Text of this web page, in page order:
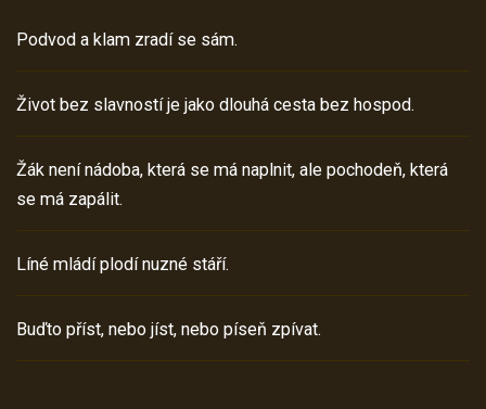
Podvod a klam zradí se sám.
Život bez slavností je jako dlouhá cesta bez hospod.
Žák není nádoba, která se má naplnit, ale pochodeň, která
se má zapálit.
Líné mládí plodí nuzné stáří.
Buďto příst, nebo jíst, nebo píseň zpívat.